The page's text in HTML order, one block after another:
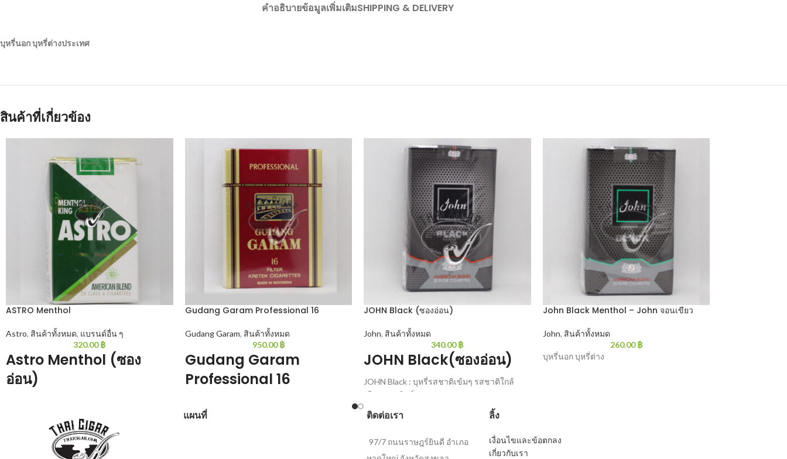
คำอธิบายข้อมูลเพิ่มเติมSHIPPING & DELIVERY
บุหรี่นอก บุหรี่ต่างประเทศ
สินค้าที่เกี่ยวข้อง
ASTRO Menthol
Astro, สินค้าทั้งหมด, แบรนด์อื่น ๆ
320.00฿
Astro Menthol (ซอง
อ่อน)
ราคา 20 มวน/ซอง
Gudang Garam Professional 16
Gudang Garam, สินค้าทั้งหมด
950.00฿
Gudang Garam
Professional 16
พิเศษ ที่ได้รับความนิยม มาอย่างยาวนาน 16
JOHN Black (ซองอ่อน)
John, สินค้าทั้งหมด
340.00฿
JOHN Black(ซองอ่อน)
JOHN Black : บุหรี่รสชาติเข้มๆ รสชาติใกล้
เคียงกรองทิพย์
John Black Menthol – John จอนเขียว
John, สินค้าทั้งหมด
260.00฿
บุหรี่นอก บุหรี่ต่าง
แผนที่ ติดต่อเรา
97/7 ถนนราษฎร์ยินดี อำเภอ
ลิ้ง
เงื่อนไขและข้อตกลง
เกี่ยวกับเรา